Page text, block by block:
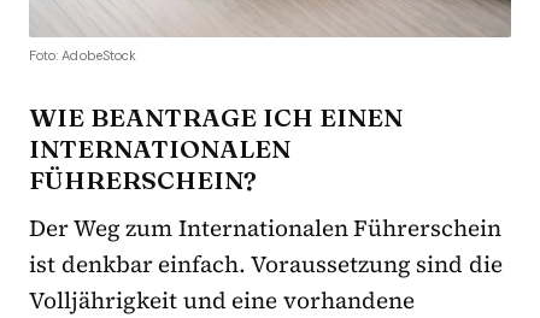
Foto: AdobeStock
WIE BEANTRAGE ICH EINEN
INTERNATIONALEN
FÜHRERSCHEIN?
Der Weg zum Internationalen Führerschein
ist denkbar einfach. Voraussetzung sind die
Volljährigkeit und eine vorhandene